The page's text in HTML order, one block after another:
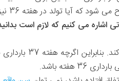
هفته 36 نیز بدون مشکل خواهد بود؟
اشاره می کنیم که لازم است
احتمال دارد تاریخی
باشد.